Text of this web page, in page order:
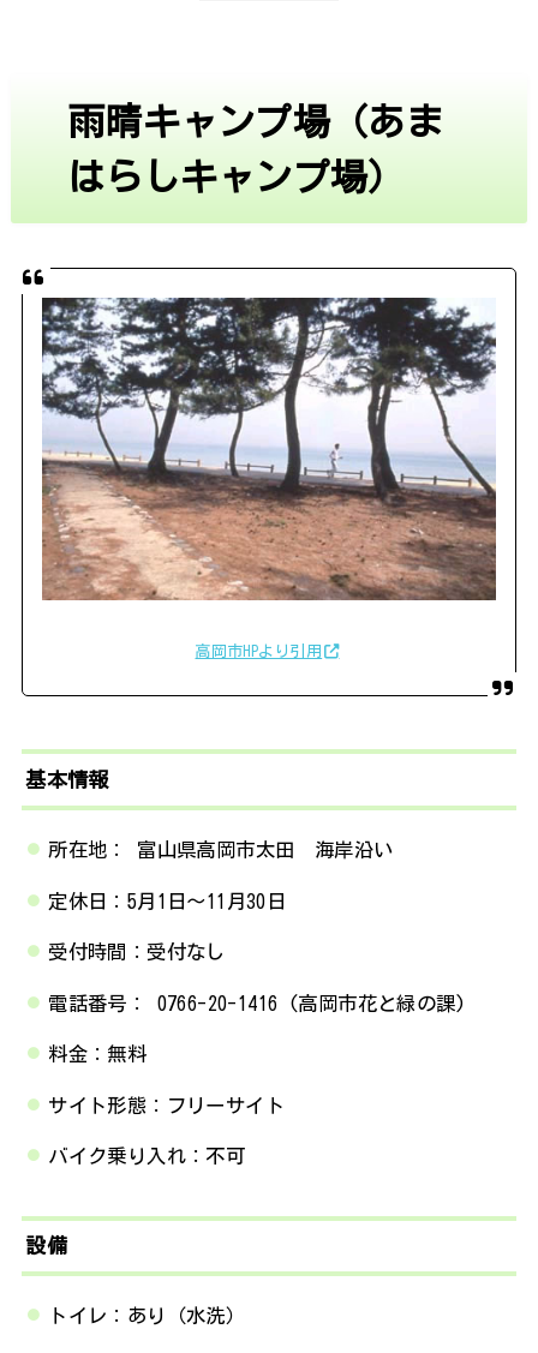
雨晴キャンプ場（あま
はらしキャンプ場）
高岡市HPより引用
基本情報
所在地： 富山県高岡市太田 海岸沿い
定休日：5月1日～11月30日
受付時間：受付なし
電話番号： 0766-20-1416 (高岡市花と緑の課)
料金：無料
サイト形態：フリーサイト
バイク乗り入れ：不可
設備
トイレ：あり（水洗）